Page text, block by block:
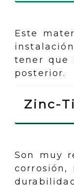
Este
tener que
posterior.
Zinc-
Son muy
corrosión,